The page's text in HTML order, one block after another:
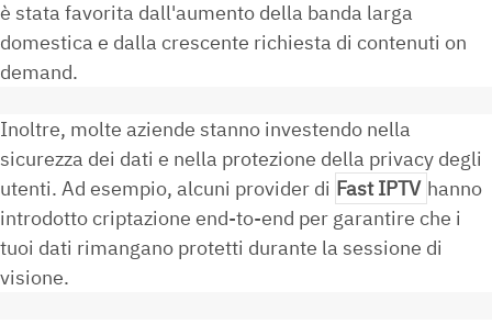
è stata favorita dall'aumento della banda larga
domestica e dalla crescente richiesta di contenuti on
demand.
Inoltre, molte aziende stanno investendo nella
sicurezza dei dati e nella protezione della privacy degli
utenti. Ad esempio, alcuni provider di Fast IPTV hanno
introdotto criptazione end-to-end per garantire che i
tuoi dati rimangano protetti durante la sessione di
visione.